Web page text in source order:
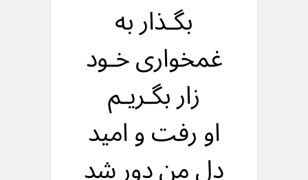
بگـذار به
غمخواری خـود
زار بگـریـم
او رفت و امید